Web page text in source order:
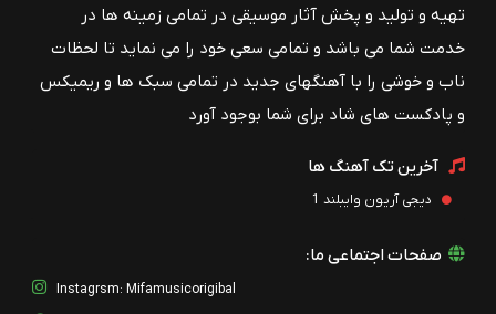
تهیه و تولید و پخش آثار موسیقی در تمامی زمینه ها در
خدمت شما می باشد و تمامی سعی خود را می نماید تا لحظات
ناب و خوشی را با آهنگهای جدید در تمامی سبک ها و ریمیکس
و پادکست های شاد برای شما بوجود آورد
آخرین تک آهنگ ها
دیجی آریون وایبلند 1
صفحات اجتماعی ما:
Instagrsm: Mifamusicorigibal